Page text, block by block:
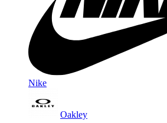
Nike
Oakley